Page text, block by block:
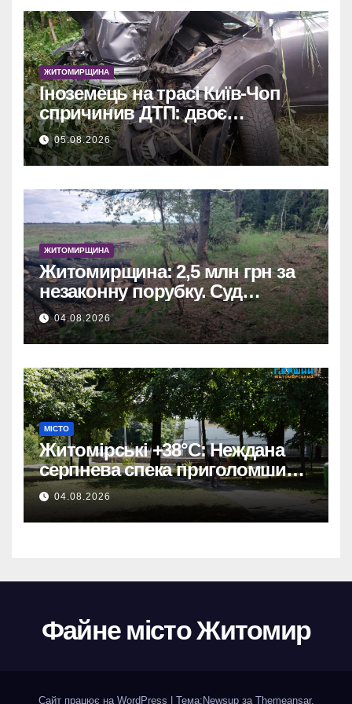
ЖИТОМИРЩИНА
Іноземець на трасі Київ-Чоп
спричинив ДТП: двоє
постраждалих у лікарні.
05.08.2026
ЖИТОМИРЩИНА
Житомирщина: 2,5 млн грн за
незаконну порубку. Суд
зобов’язав сільраду
відшкодувати збитки.
04.08.2026
МІСТО
Житомірські +38°C: Неждана
серпнева спека приголомшила
місто
04.08.2026
Файне місто Житомир
Сайт працює на WordPress Тема: Newsupза Themeansar.